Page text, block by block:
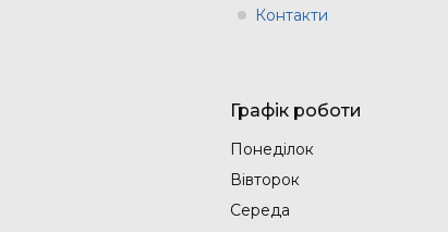
Контакти
Графік роботи
Понеділок
Вівторок
Середа